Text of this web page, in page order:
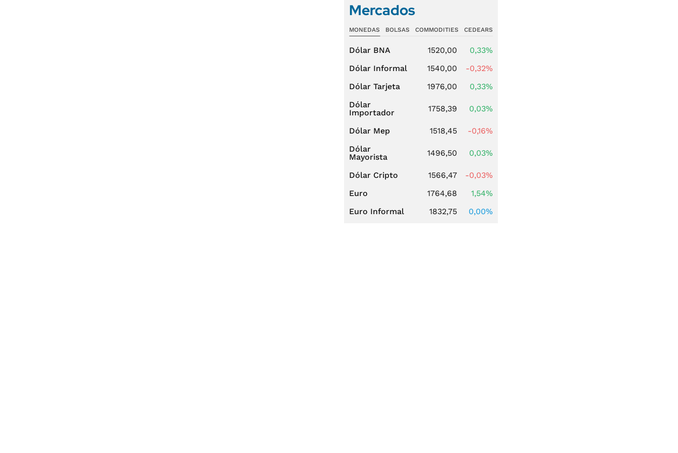
Mercados
MONEDAS BOLSAS COMMODITIES CEDEARS
Dólar BNA 1520,00
0,33%
Dólar Informal
1540,00
-0,32%
Dólar Tarjeta
1976,00
0,33%
Dólar
Importador
1758,39 0,03%
Dólar Mep 1518,45
-0,16%
Dólar
Mayorista
1496,50 0,03%
Dólar Cripto 1566,47
-0,03%
Euro
1764,68
1,54%
Euro Informal
1832,75 0,00%